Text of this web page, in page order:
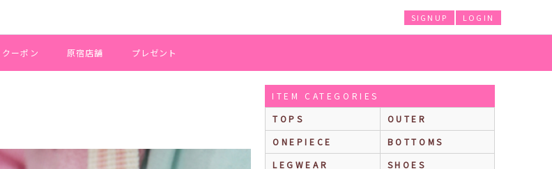
LOGIN
SIGNUP
クーポン 原宿店舗 プレゼント
ITEM CATEGORIES
TOPS
OUTER
ONEPIECE
BOTTOMS
LEGWEAR
SHOES